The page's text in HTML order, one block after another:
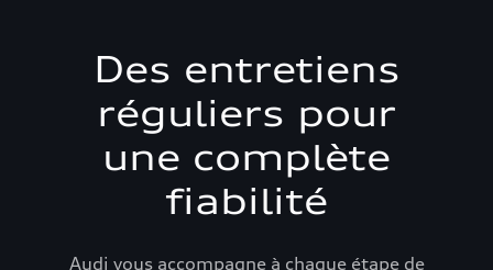
Des entretiens
réguliers pour
une complète
fiabilité
Audi vous accompagne à chaque étape de